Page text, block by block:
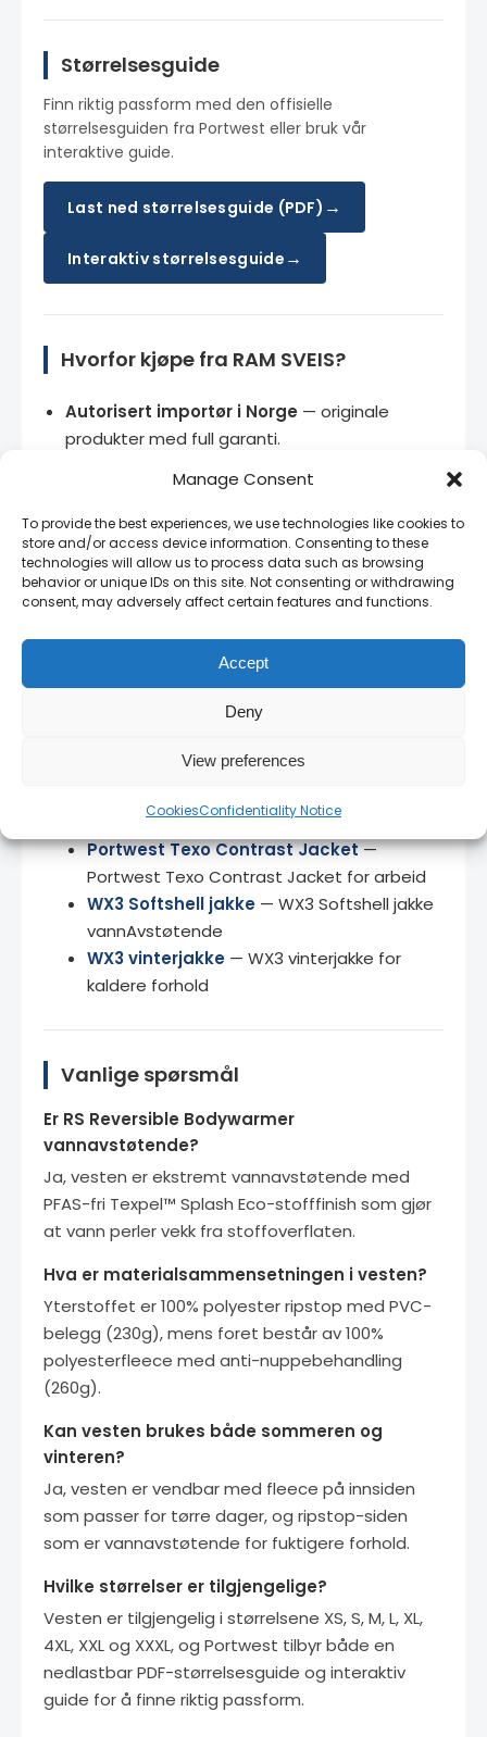
Manage Consent
To provide the best experiences, we use technologies like cookies to
store and/or access device information. Consenting to these
technologies will allow us to process data such as browsing
behavior or unique IDs on this site. Not consenting or withdrawing
consent, may adversely affect certain features and functions.
Accept
Deny
View preferences
CookiesConfidentiality Notice
Størrelsesguide
Finn riktig passform med den offisielle
størrelsesguiden fra Portwest eller bruk vår
interaktive guide.
Last ned størrelsesguide (PDF) →
Interaktiv størrelsesguide →
Hvorfor kjøpe fra RAM SVEIS?
Autorisert importør i Norge — originale
produkter med full garanti.
— de fleste produkter på lager for
Bedriftspriser— kontakt oss for volumrabatt
og rammeavtaler.
Norsk teknisk support— vi snakker ditt språk
og kjenner produktene.
Relaterte produkter
Portwest Texo Contrast Jacket—
Portwest Texo Contrast Jacket for arbeid
WX3 Softshell jakke — WX3 Softshell jakke
vannAvstøtende
WX3 vinterjakke — WX3 vinterjakke for
kaldere forhold
Vanlige spørsmål
Er RS Reversible Bodywarmer
vannavstøtende?
Ja, vesten er ekstremt vannavstøtende med
PFAS-fri Texpel™ Splash Eco-stofffinish som gjør
at vann perler vekk fra stoffoverflaten.
Hva er materialsammensetningen i vesten?
Yterstoffet er 100% polyester ripstop med PVC-
belegg (230g), mens foret består av 100%
polyesterfleece med anti-nuppebehandling
(260g).
Kan vesten brukes både sommeren og
vinteren?
Ja, vesten er vendbar med fleece på innsiden
som passer for tørre dager, og ripstop-siden
som er vannavstøtende for fuktigere forhold.
Hvilke størrelser er tilgjengelige?
Vesten er tilgjengelig i størrelsene XS, S, M, L, XL,
4XL, XXL og XXXL, og Portwest tilbyr både en
nedlastbar PDF-størrelsesguide og interaktiv
guide for å finne riktig passform.